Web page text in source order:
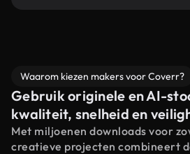
Waarom kiezen makers voor Coverr?
Gebruik originele en AI-
kwaliteit, snelheid en
Met miljoenen downloads voor
creatieve projecten combineert